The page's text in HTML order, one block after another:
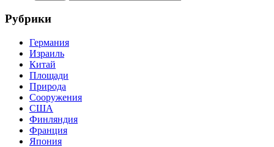
Рубрики
Германия
Израиль
Китай
Площади
Природа
Сооружения
США
Финляндия
Франция
Япония